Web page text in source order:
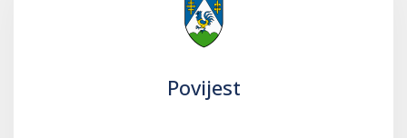
Povijest